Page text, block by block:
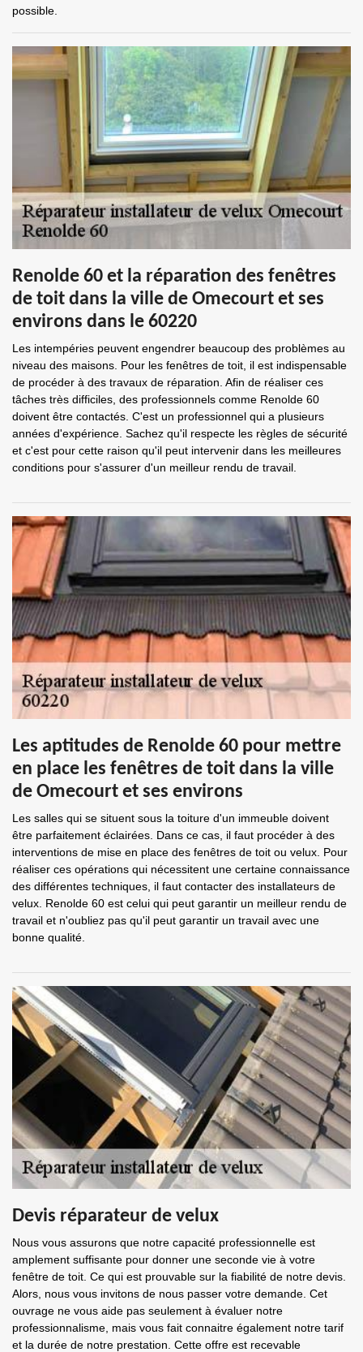
possible.
Renolde 60 et la réparation des fenêtres
de toit dans la ville de Omecourt et ses
environs dans le 60220
Les intempéries peuvent engendrer beaucoup des problèmes au
niveau des maisons. Pour les fenêtres de toit, il est indispensable
de procéder à des travaux de réparation. Afin de réaliser ces
tâches très difficiles, des professionnels comme Renolde 60
doivent être contactés. C'est un professionnel qui a plusieurs
années d'expérience. Sachez qu'il respecte les règles de sécurité
et c'est pour cette raison qu'il peut intervenir dans les meilleures
conditions pour s'assurer d'un meilleur rendu de travail.
Les aptitudes de Renolde 60 pour mettre
en place les fenêtres de toit dans la ville
de Omecourt et ses environs
Les salles qui se situent sous la toiture d'un immeuble doivent
être parfaitement éclairées. Dans ce cas, il faut procéder à des
interventions de mise en place des fenêtres de toit ou velux. Pour
réaliser ces opérations qui nécessitent une certaine connaissance
des différentes techniques, il faut contacter des installateurs de
velux. Renolde 60 est celui qui peut garantir un meilleur rendu de
travail et n'oubliez pas qu'il peut garantir un travail avec une
bonne qualité.
Devis réparateur de velux
Nous vous assurons que notre capacité professionnelle est
amplement suffisante pour donner une seconde vie à votre
fenêtre de toit. Ce qui est prouvable sur la fiabilité de notre devis.
Alors, nous vous invitons de nous passer votre demande. Cet
ouvrage ne vous aide pas seulement à évaluer notre
professionnalisme, mais vous fait connaitre également notre tarif
et la durée de notre prestation. Cette offre est recevable